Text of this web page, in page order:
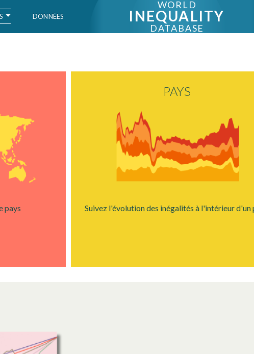
DONNÉES
WORLD
INEQUALITY
DATABASE
pays
PAYS
Suivez l'évolution des inégalités à l'intérieur d'un